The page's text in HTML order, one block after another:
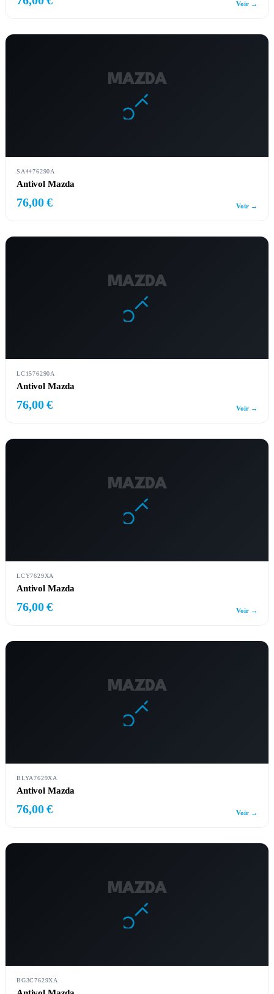
Voir →
MAZDA
SA4476290A
Antivol Mazda
76,00 € Voir →
MAZDA
LC1576290A
Antivol Mazda
76,00 € Voir →
MAZDA
LCY7629XA
Antivol Mazda
76,00 € Voir →
MAZDA
BLYA7629XA
Antivol Mazda
76,00 € Voir →
MAZDA
BG3C7629XA